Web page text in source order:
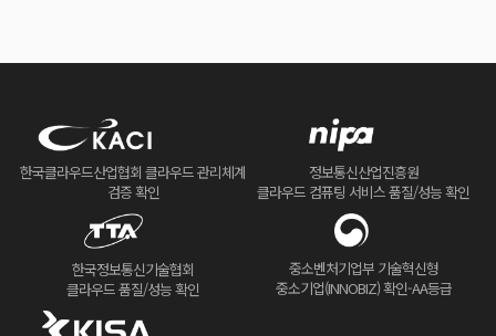
한국클라우드산업협회 클라우드 관리체계
검증 확인
정보통신산업진흥원
클라우드 컴퓨팅 서비스 품질/성능 확인
한국정보통신기술협회
클라우드 품질/성능 확인
중소벤처기업부 기술혁신형
중소기업(INNOBIZ) 확인-AA등급